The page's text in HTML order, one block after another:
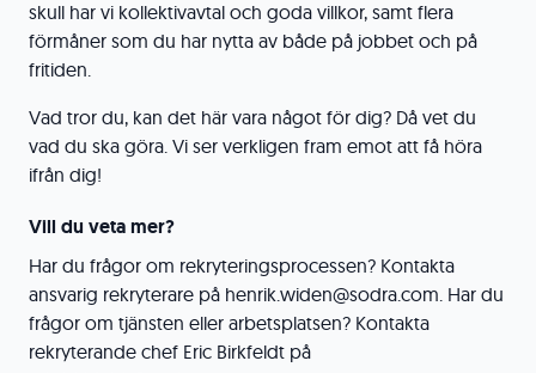
skull har vi kollektivavtal och goda villkor, samt flera
förmåner som du har nytta av både på jobbet och på
fritiden.
Vad tror du, kan det här vara något för dig? Då vet du
vad du ska göra. Vi ser verkligen fram emot att få höra
ifrån dig!
Vill du veta mer?
Har du frågor om rekryteringsprocessen? Kontakta
ansvarig rekryterare på henrik.widen@sodra.com. Har du
frågor om tjänsten eller arbetsplatsen? Kontakta
rekryterande chef Eric Birkfeldt på